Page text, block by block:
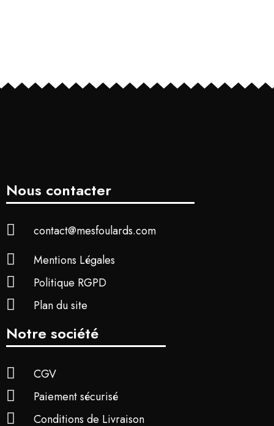
Nous contacter
contact@mesfoulards.com
Mentions Légales
Politique RGPD
Plan du site
Notre société
CGV
Paiement sécurisé
Conditions de Livraison